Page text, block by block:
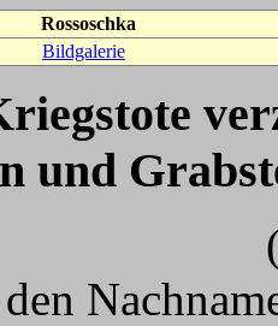
Rossoschka
Bildgalerie
und